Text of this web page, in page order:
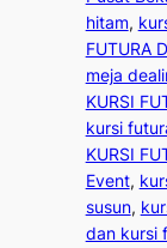
hitam,
FUTURA
meja
KURSI
kursi
KURSI
Event,
susun,
dan kursi